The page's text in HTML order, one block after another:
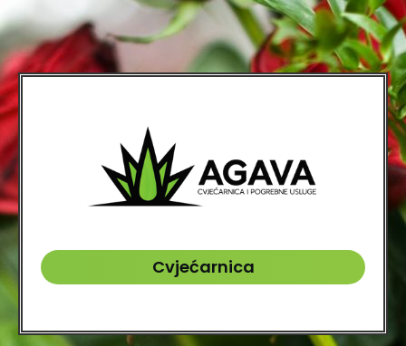
Cvjećarnica